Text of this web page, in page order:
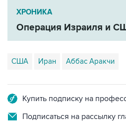
ХРОНИКА
Операция Израиля и
США Иран Аббас Аракчи
Купить подписку на
Подписаться на рассылку